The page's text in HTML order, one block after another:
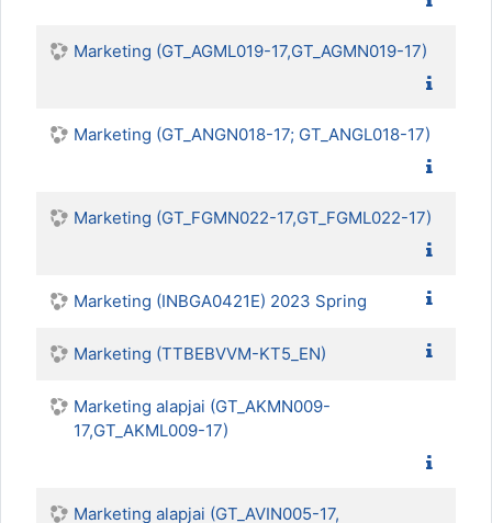
Marketing (GT_AGML019-17,GT_AGMN019-17)
Marketing (GT_ANGN018-17; GT_ANGL018-17)
Marketing (GT_FGMN022-17,GT_FGML022-17)
Marketing (INBGA0421E) 2023 Spring
Marketing (TTBEBVVM-KT5_EN)
Marketing alapjai (GT_AKMN009-
17,GT_AKML009-17)
Marketing alapjai (GT_AVIN005-17,